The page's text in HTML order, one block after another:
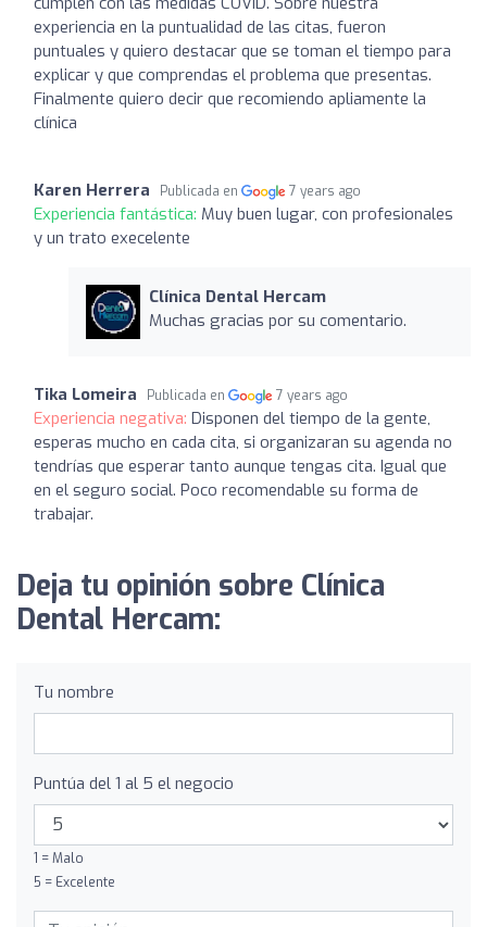
experiencia en la puntualidad de las citas, fueron
puntuales y quiero destacar que se toman el tiempo para
explicar y que comprendas el problema que presentas.
Finalmente quiero decir que recomiendo apliamente la
clínica
Karen Herrera Publicada en 7 years ago
Experiencia fantástica: Muy buen lugar, con profesionales
y un trato execelente
Clínica Dental Hercam
Muchas gracias por su comentario.
Tika Lomeira Publicada en 7 years ago
Experiencia negativa: Disponen del tiempo de la gente,
esperas mucho en cada cita, si organizaran su agenda no
tendrías que esperar tanto aunque tengas cita. Igual que
en el seguro social. Poco recomendable su forma de
trabajar.
Deja tu opinión sobre Clínica
Dental Hercam:
Tu nombre
Puntúa del 1 al 5 el negocio
1 = Malo
5 = Excelente